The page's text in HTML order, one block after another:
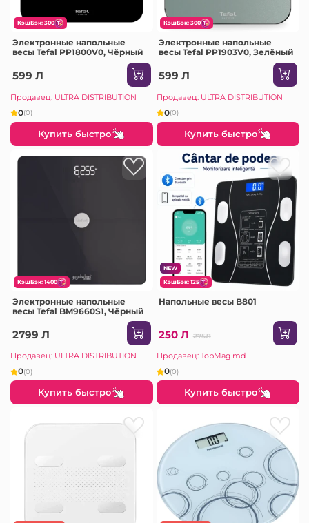
КэшБэк: 300
Электронные напольные
весы Tefal PP1800V0, Чёрный
599 Л
Продавец: ULTRA DISTRIBUTION
0(0)
Купить быстро
КэшБэк: 300
Электронные напольные
весы Tefal PP1903V0, Зелёный
599 Л
Продавец: ULTRA DISTRIBUTION
0(0)
Купить быстро
КэшБэк: 1400
Электронные напольные
весы Tefal BM9660S1, Чёрный
2799 Л
Продавец: ULTRA DISTRIBUTION
0(0)
Купить быстро
NEW
КэшБэк: 125
Напольные весы B801
250 Л 275Л
Продавец: TopMag.md
0(0)
Купить быстро